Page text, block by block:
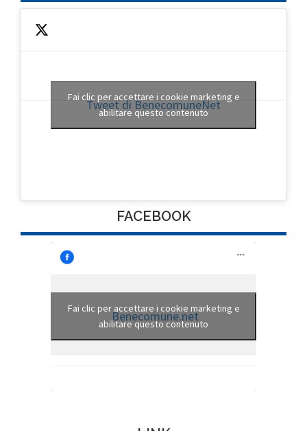
Tweet di BenecomuneNet
Fai clic per accettare i cookie marketing e
abilitare questo contenuto
FACEBOOK
Benecomune.net
Fai clic per accettare i cookie marketing e
abilitare questo contenuto